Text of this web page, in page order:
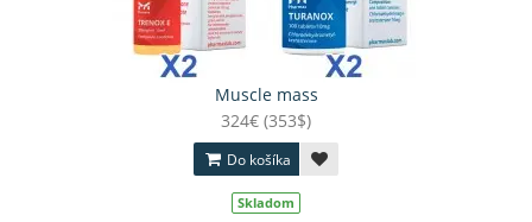
Muscle mass
324€ (353$)
Do košíka
Skladom